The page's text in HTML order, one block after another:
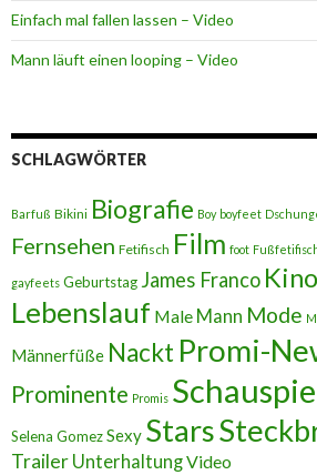
Einfach mal fallen lassen – Video
Mann läuft einen looping – Video
SCHLAGWÖRTER
Barfuß Bikini Biografie Boy boyfeet
Fernsehen Fetifisch Film foot
gayfeets Geburtstag James Franco Kino
Lebenslauf Male Mann Mode
Männerfüße Nackt Promi-
Prominente Promis
Selena GomezSexy Stars
Trailer UnterhaltungVideo